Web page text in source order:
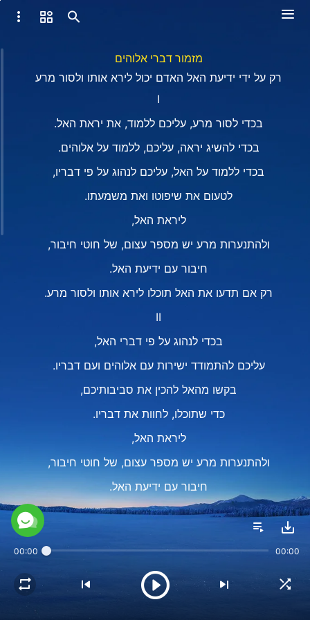
מזמור דברי אלוהים
רק על ידי ידיעת האל האדם יכול לירא אותו ולסור מרע
I
בכדי לסור מרע, עליכם ללמוד, את יראת האל.
בכדי להשיג יראה, עליכם, ללמוד על אלוהים.
בכדי ללמוד על האל, עליכם לנהוג על פי דבריו,
לטעום את שיפוטו ואת משמעתו.
ליראת האל,
ולהתנערות מרע יש מספר עצום, של חוטי חיבור,
חיבור עם ידיעת האל.
רק אם תדעו את האל תוכלו לירא אותו ולסור מרע.
II
בכדי לנהוג על פי דברי האל,
עליכם להתמודד ישירות עם אלוהים ועם דבריו.
בקשו מהאל להכין את סביבותיכם,
כדי שתוכלו, לחוות את דבריו.
ליראת האל,
ולהתנערות מרע יש מספר עצום, של חוטי חיבור,
חיבור עם ידיעת האל.
רק אם תדעו את האל תוכלו לירא אותו ולסור מרע.
תזדקקו ללב כן ולרצון לקבל את האמת.
00:00 00:00